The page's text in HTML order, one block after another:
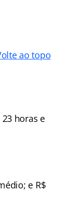
ao topo
horas e
e R$